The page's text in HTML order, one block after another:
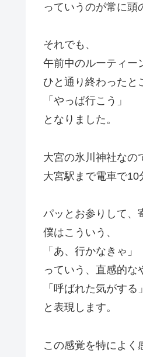
っていうのが常に頭
それでも、
午前中のルーティー
ひと通り終わったと
「やっぱ行こう」
となりました。
大宮の氷川神社なの
大宮駅まで電車で10
パッとお参りして、
僕はこういう、
「あ、行かなきゃ」
っていう、直感的な
「呼ばれた気がする」
と表現します。
この感覚を特によく